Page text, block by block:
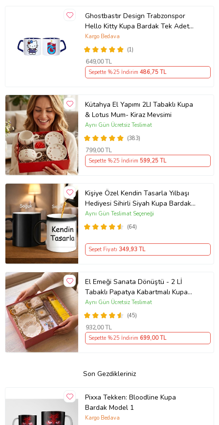
Ghostbastır Design Trabzonspor
Hello Kitty Kupa Bardak Tek Adet
089
(1)
Kargo Bedava
649,00 TL
Sepette %25 İndirim 486,75 TL
Kütahya El Yapımı 2LI Tabaklı Kupa
& Lotus Mum- Kiraz Mevsimi
(383)
Aynı Gün Ücretsiz Teslimat
799,00 TL
Sepette %25 İndirim 599,25 TL
Kişiye Özel Kendin Tasarla Yılbaşı
Hediyesi Sihirli Siyah Kupa Bardak
Sıcakla Renk Değiştiren Tasarım
(64)
Aynı Gün Teslimat Seçeneği
Sepet Fiyatı 349,93 TL
El Emeği Sanata Dönüştü - 2 Lİ
Tabaklı Papatya Kabartmalı Kupa
Seti & Tütsü Seti & Mum &
Anahtarlık
(45)
Aynı Gün Ücretsiz Teslimat
932,00 TL
Sepette %25 İndirim 699,00 TL
Son Gezdikleriniz
Pixxa Tekken: Bloodline Kupa
Bardak Model 1
Kargo Bedava